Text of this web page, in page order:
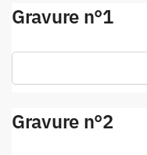
Gravure n°1
Gravure n°2